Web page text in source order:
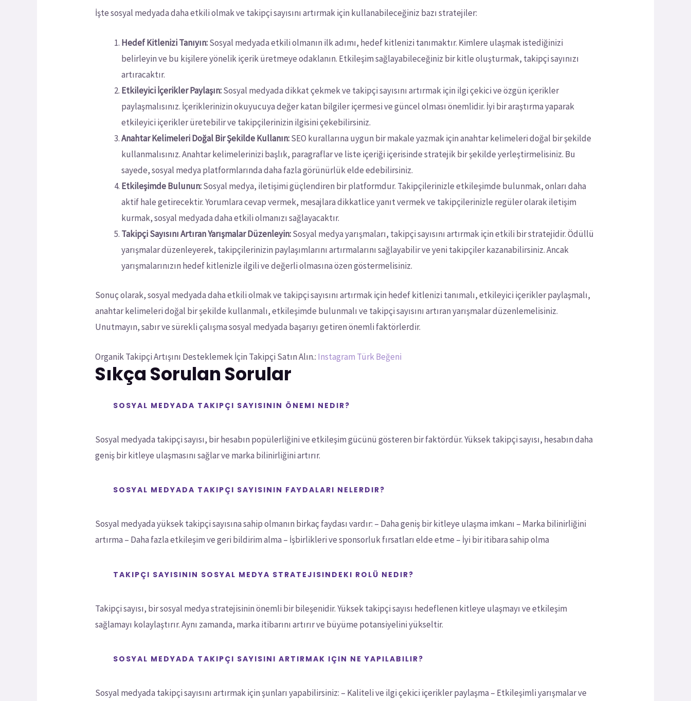
İşte sosyal medyada daha etkili olmak ve takipçi sayısını artırmak için kullanabileceğiniz bazı stratejiler:
Hedef Kitlenizi Tanıyın:Sosyal medyada etkili olmanın ilk adımı, hedef kitlenizi tanımaktır. Kimlere ulaşmak istediğinizi
belirleyin ve bu kişilere yönelik içerik üretmeye odaklanın. Etkileşim sağlayabileceğiniz bir kitle oluşturmak, takipçi sayınızı
artıracaktır.
Etkileyici İçerikler Paylaşın:Sosyal medyada dikkat çekmek ve takipçi sayısını artırmak için ilgi çekici ve özgün içerikler
paylaşmalısınız. İçeriklerinizin okuyucuya değer katan bilgiler içermesi ve güncel olması önemlidir. İyi bir araştırma yaparak
etkileyici içerikler üretebilir ve takipçilerinizin ilgisini çekebilirsiniz.
Anahtar Kelimeleri Doğal Bir Şekilde Kullanın:SEO kurallarına uygun bir makale yazmak için anahtar kelimeleri doğal bir şekilde
kullanmalısınız. Anahtar kelimelerinizi başlık, paragraflar ve liste içeriği içerisinde stratejik bir şekilde yerleştirmelisiniz. Bu
sayede, sosyal medya platformlarında daha fazla görünürlük elde edebilirsiniz.
Etkileşimde Bulunun:Sosyal medya, iletişimi güçlendiren bir platformdur. Takipçilerinizle etkileşimde bulunmak, onları daha
aktif hale getirecektir. Yorumlara cevap vermek, mesajlara dikkatlice yanıt vermek ve takipçilerinizle regüler olarak iletişim
kurmak, sosyal medyada daha etkili olmanızı sağlayacaktır.
Takipçi Sayısını Artıran Yarışmalar Düzenleyin:Sosyal medya yarışmaları, takipçi sayısını artırmak için etkili bir stratejidir. Ödüllü
yarışmalar düzenleyerek, takipçilerinizin paylaşımlarını artırmalarını sağlayabilir ve yeni takipçiler kazanabilirsiniz. Ancak
yarışmalarınızın hedef kitlenizle ilgili ve değerli olmasına özen göstermelisiniz.
Sonuç olarak, sosyal medyada daha etkili olmak ve takipçi sayısını artırmak için hedef kitlenizi tanımalı, etkileyici içerikler paylaşmalı,
anahtar kelimeleri doğal bir şekilde kullanmalı, etkileşimde bulunmalı ve takipçi sayısını artıran yarışmalar düzenlemelisiniz.
Unutmayın, sabır ve sürekli çalışma sosyal medyada başarıyı getiren önemli faktörlerdir.
Organik Takipçi Artışını Desteklemek İçin Takipçi Satın Alın.: Instagram Türk Beğeni
Sıkça Sorulan Sorular
SOSYAL MEDYADA TAKIPÇI SAYISININ ÖNEMI NEDIR?
Sosyal medyada takipçi sayısı, bir hesabın popülerliğini ve etkileşim gücünü gösteren bir faktördür. Yüksek takipçi sayısı, hesabın daha
geniş bir kitleye ulaşmasını sağlar ve marka bilinirliğini artırır.
SOSYAL MEDYADA TAKIPÇI SAYISININ FAYDALARI NELERDIR?
Sosyal medyada yüksek takipçi sayısına sahip olmanın birkaç faydası vardır: – Daha geniş bir kitleye ulaşma imkanı – Marka bilinirliğini
artırma – Daha fazla etkileşim ve geri bildirim alma – İşbirlikleri ve sponsorluk fırsatları elde etme – İyi bir itibara sahip olma
TAKIPÇI SAYISININ SOSYAL MEDYA STRATEJISINDEKI ROLÜ NEDIR?
Takipçi sayısı, bir sosyal medya stratejisinin önemli bir bileşenidir. Yüksek takipçi sayısı hedeflenen kitleye ulaşmayı ve etkileşim
sağlamayı kolaylaştırır. Aynı zamanda, marka itibarını artırır ve büyüme potansiyelini yükseltir.
SOSYAL MEDYADA TAKIPÇI SAYISINI ARTIRMAK IÇIN NE YAPILABILIR?
Sosyal medyada takipçi sayısını artırmak için şunları yapabilirsiniz: – Kaliteli ve ilgi çekici içerikler paylaşma – Etkileşimli yarışmalar ve